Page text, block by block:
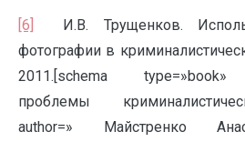
[6]
И.В. Трущенков.
фотографии в
2011.[schema type=»book»
проблемы
author=» Майстренко